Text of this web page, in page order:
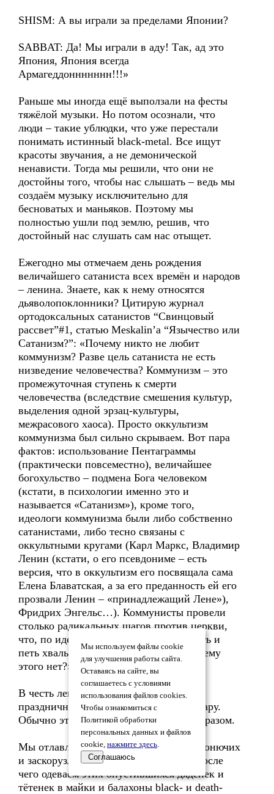
SHISM: А вы играли за пределами Японии?
SABBAT: Да! Мы играли в аду! Так, ад это
Япония, Япония всегда
Армагеддоннннннн!!!»
Раньше мы иногда ещё выползали на фесты
тяжёлой музыки. Но потом осознали, что
люди – такие ублюдки, что уже перестали
понимать истинный black-metal. Все ищут
красоты звучания, а не демонической
ненависти. Тогда мы решили, что они не
достойны того, чтобы нас слышать – ведь мы
создаём музыку исключительно для
бесноватых и маньяков. Поэтому мы
полностью ушли под землю, решив, что
достойный нас слушать сам нас отыщет.
Ежегодно мы отмечаем день рождения
величайшего сатаниста всех времён и народов
– ленина. Знаете, как к нему относятся
дьяволопоклонники? Цитирую журнал
ортодоксальных сатанистов “Свинцовый
рассвет”#1, статью Meskalin’a “Язычество или
Сатанизм?”: «Почему никто не любит
коммунизм? Разве цель сатаниста не есть
низведение человечества? Коммунизм – это
промежуточная ступень к смерти
человечества (вследствие смешения культур,
выделения одной эрзац-культуры,
межрасового хаоса). Просто оккультизм
коммунизма был сильно скрываем. Вот пара
фактов: использование Пентаграммы
(практически повсеместно), величайшее
богохульство – подмена Бога человеком
(кстати, в психологии именно это и
называется «Сатанизм»), кроме того,
идеологи коммунизма были либо собственно
сатанистами, либо тесно связаны с
оккультными кругами (Карл Маркс, Владимир
Ленин (кстати, о его псевдониме – есть
версия, что в оккультизм его посвящала сама
Елена Блаватская, а за его преданность ей его
прозвали Ленин – «принадлежащий Лене»),
Фридрих Энгельс…). Коммунисты провели
столько радикальных шагов против церкви,
что, по идее, сатанисты должны плясать и
петь хвалы Ленину, Сталину и др. Почему
этого нет?»
В честь ленина мы организовываем
праздничную демонстрацию. По тротуару.
Обычно это происходит следующим образом.
Мы отлавливаем по помойкам самых вонючих
и заскорузлых бичей, похмеляем их. После
чего одеваем этих опустившихся дяденек и
тётенек в майки и балахоны black- и death-
Мы используем файлы cookie
для улучшения работы сайта.
Оставаясь на сайте, вы
соглашаетесь с условиями
использования файлов cookies.
Чтобы ознакомиться с
Политикой обработки
персональных данных и файлов
cookie, нажмите здесь.
Соглашаюсь